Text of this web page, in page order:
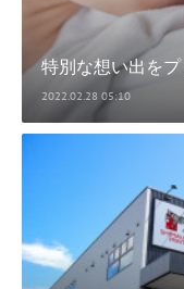
特別な想い出を
2022.02.28 05:10